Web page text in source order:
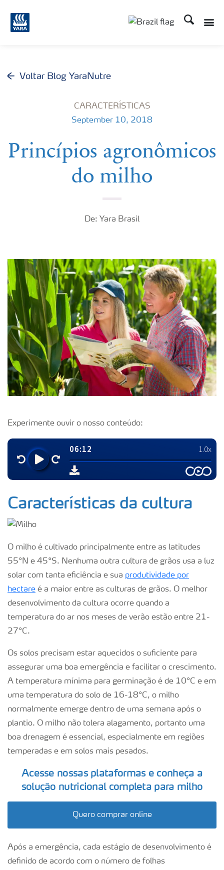
Busca
Voltar Blog YaraNutre
CARACTERÍSTICAS
September 10, 2018
Princípios agronômicos
do milho
De: Yara Brasil
Experimente ouvir o nosso conteúdo:
Características da cultura
O milho é cultivado principalmente entre as latitudes
55°N e 45°S. Nenhuma outra cultura de grãos usa a luz
solar com tanta eficiência e sua produtividade por
hectare é a maior entre as culturas de grãos. O melhor
desenvolvimento da cultura ocorre quando a
temperatura do ar nos meses de verão estão entre 21-
27°C.
Os solos precisam estar aquecidos o suficiente para
assegurar uma boa emergência e facilitar o crescimento.
A temperatura mínima para germinação é de 10°C e em
uma temperatura do solo de 16-18°C, o milho
normalmente emerge dentro de uma semana após o
plantio. O milho não tolera alagamento, portanto uma
boa drenagem é essencial, especialmente em regiões
temperadas e em solos mais pesados.
Acesse nossas plataformas e conheça a
solução nutricional completa para milho
Quero comprar online
Após a emergência, cada estágio de desenvolvimento é
definido de acordo com o número de folhas